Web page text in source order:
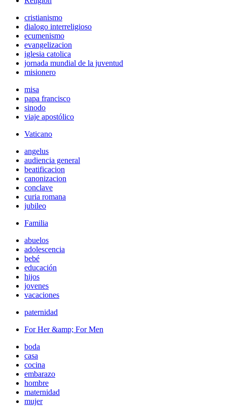
cristianismo
dialogo interreligioso
ecumenismo
evangelizacion
iglesia catolica
jornada mundial de la juventud
misionero
misa
papa francisco
sinodo
viaje apostólico
Vaticano
angelus
audiencia general
beatificacion
canonizacion
conclave
curia romana
jubileo
Familia
abuelos
adolescencia
bebé
educación
hijos
jovenes
vacaciones
paternidad
For Her &amp; For Men
boda
casa
cocina
embarazo
hombre
maternidad
mujer